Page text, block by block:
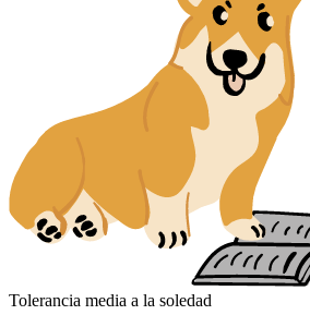
Tolerancia media a la soledad